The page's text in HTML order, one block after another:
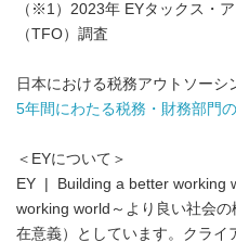
（※1）2023年 EYタックス・
（TFO）調査
日本における税務アウトソーシ
5年間にわたる税務・財務部門
＜EYについて＞
EY | Building a better working
working world～より良い社会
在意義）としています。クライ